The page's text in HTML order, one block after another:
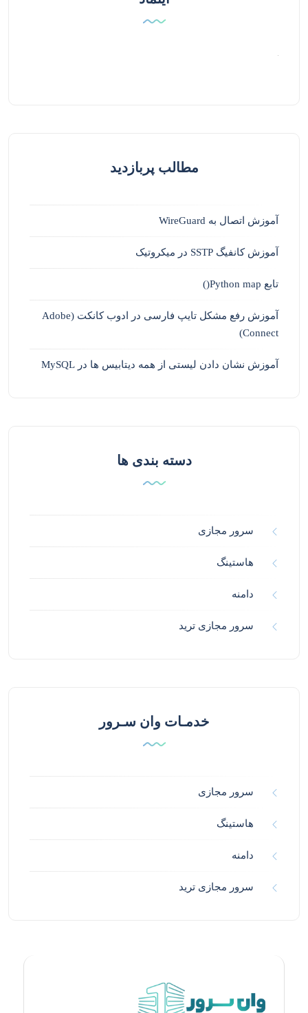
مطالب پربازدید
آموزش اتصال به WireGuard
آموزش کانفیگ SSTP در میکروتیک
تابع Python map()
آموزش رفع مشکل تایپ فارسی در ادوب کانکت (Adobe
Connect)
آموزش نشان دادن لیستی از همه دیتابیس ها در MySQL
دسته بندی ها
سرور مجازی
هاستینگ
دامنه
سرور مجازی ترید
خدمـات وان سـرور
سرور مجازی
هاستینگ
دامنه
سرور مجازی ترید